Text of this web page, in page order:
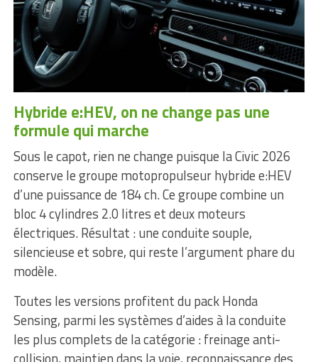
Hybride e:HEV, on ne change pas une
formule qui marche
Sous le capot, rien ne change puisque la Civic 2026
conserve le groupe motopropulseur hybride e:HEV
d’une puissance de 184 ch. Ce groupe combine un
bloc 4 cylindres 2.0 litres et deux moteurs
électriques. Résultat : une conduite souple,
silencieuse et sobre, qui reste l’argument phare du
modèle.
Toutes les versions profitent du pack Honda
Sensing, parmi les systèmes d’aides à la conduite
les plus complets de la catégorie : freinage anti-